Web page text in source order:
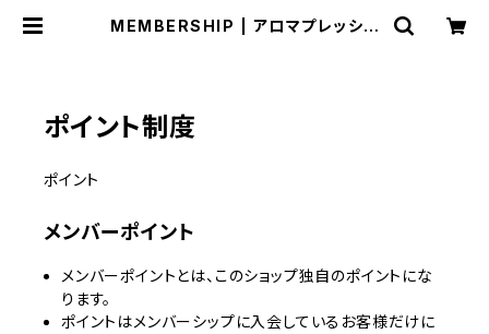
MEMBERSHIP | アロマプレッシャ
ポイント制度
ポイント
メンバーポイント
メンバーポイントとは、このショップ独自のポイントにな
ります。
ポイントはメンバーシップに入会しているお客様だけに